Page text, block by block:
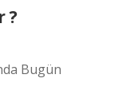
?
Bugün